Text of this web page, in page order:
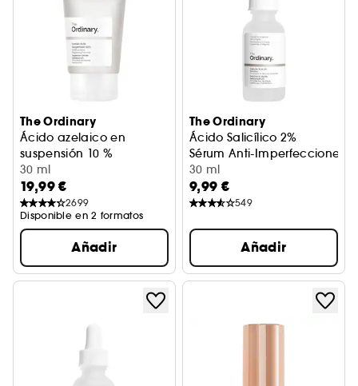
The Ordinary
Ácido azelaico en
suspensión 10 %
Fórmula aclaradora
30 ml
19,99 €
2699
Disponible en 2 formatos
Añadir
The Ordinary
Ácido Salicílico 2%
Sérum Anti-Imperfecciones
30 ml
9,99 €
549
Añadir